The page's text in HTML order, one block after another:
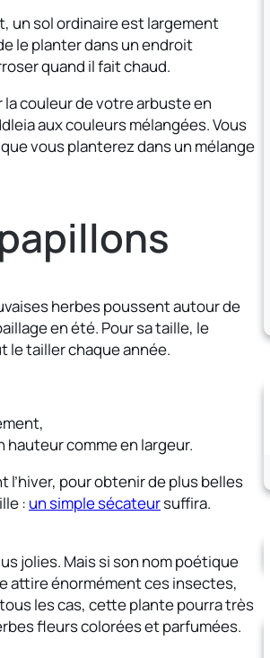
un sol ordinaire est largement
le planter dans un endroit
quand il fait chaud.
couleur de votre arbuste en
aux couleurs mélangées. Vous
vous planterez dans un mélange
herbes poussent autour de
en été. Pour sa taille, le
le tailler chaque année.
hauteur comme en largeur.
pour obtenir de plus belles
: un simple sécateursuffira.
jolies. Mais si son nom poétique
attire énormément ces insectes,
les cas, cette plante pourra très
fleurs colorées et parfumées.